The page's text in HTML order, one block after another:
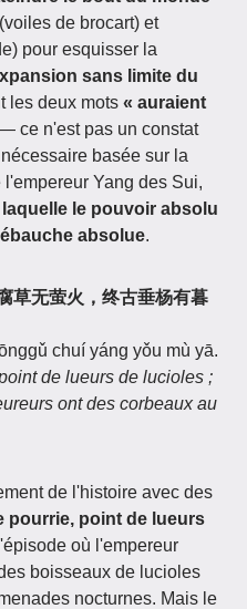
de brocart) et
pour esquisser la
sans limite du
les deux mots « auraient
ce n'est pas un constat
basée sur la
Yang des Sui,
le pouvoir absolu
absolue.
草无萤火，终古垂杨有暮
chuí yáng yǒu mù yā.
de lueurs de lucioles ;
ont des corbeaux au
de l'histoire avec des
pourrie, point de lueurs
où l'empereur
boisseaux de lucioles
nocturnes. Mais le